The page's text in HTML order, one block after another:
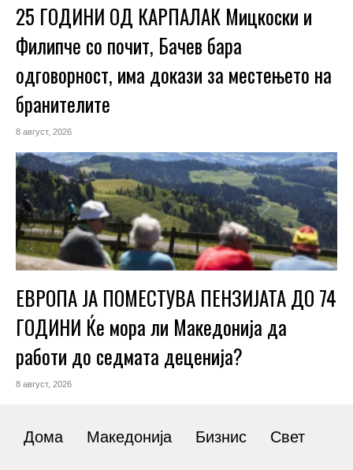
25 ГОДИНИ ОД КАРПАЛАК Мицкоски и
Филипче со почит, Бачев бара
одговорност, има докази за местењето на
бранителите
8 август, 2026
ЕВРОПА ЈА ПОМЕСТУВА ПЕНЗИЈАТА ДО 74
ГОДИНИ Ќе мора ли Македонија да
работи до седмата деценија?
8 август, 2026
Дома Македонија Бизнис Свет